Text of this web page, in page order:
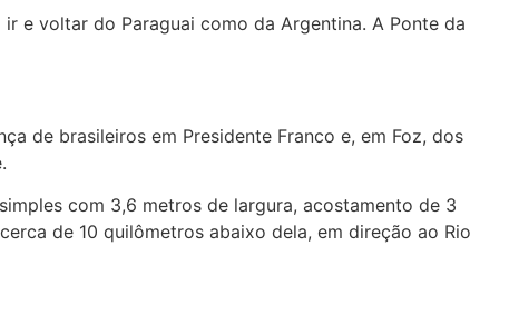
e voltar do Paraguai como da Argentina. A Ponte da
de brasileiros em Presidente Franco e, em Foz, dos
com 3,6 metros de largura, acostamento de 3
de 10 quilômetros abaixo dela, em direção ao Rio